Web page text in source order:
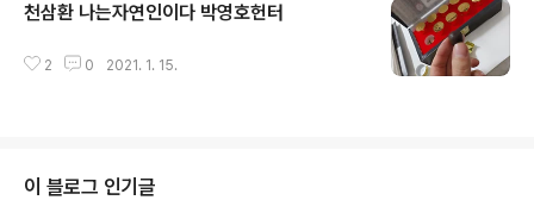
천삼환 나는자연인이다 박영호헌터
2 0 2021. 1. 15.
이 블로그 인기글